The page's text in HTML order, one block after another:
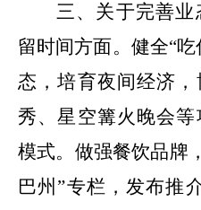
三、关于完善
留时间方面。 健全“
态，培育夜间经济
秀、星空篝火晚会
模式。做强餐饮品牌
巴州”专栏，发布推